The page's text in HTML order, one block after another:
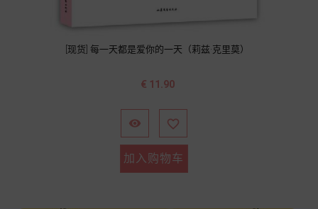
[现货] 每一天都是爱你的一天（莉兹·克里莫）
价
€ 11.90
 
加入购物车